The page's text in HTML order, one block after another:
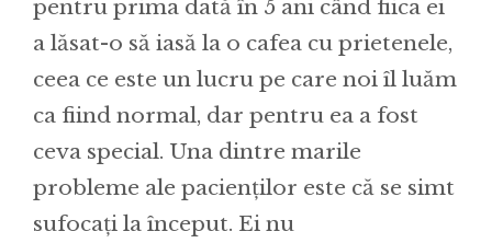
pentru prima dată în 5 ani când fiica ei
a lăsat-o să iasă la o cafea cu prietenele,
ceea ce este un lucru pe care noi îl luăm
ca fiind normal, dar pentru ea a fost
ceva special. Una dintre marile
probleme ale pacienților este că se simt
sufocați la început. Ei nu